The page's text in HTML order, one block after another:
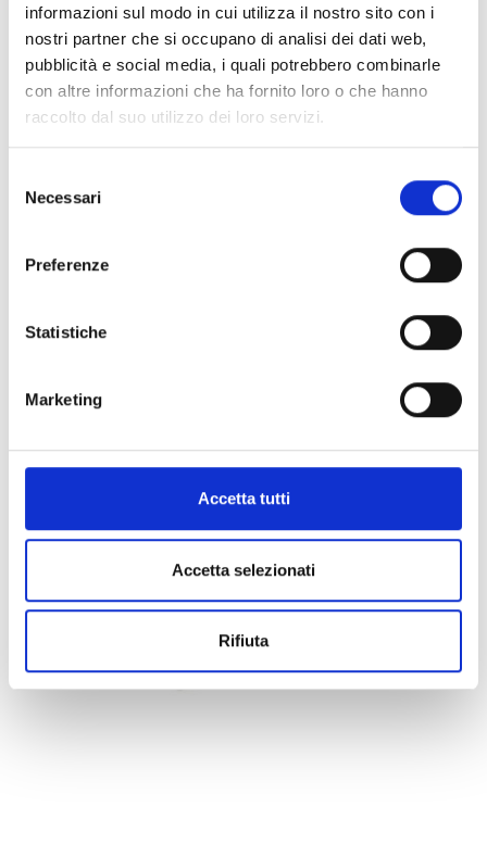
informazioni sul modo in cui utilizza il nostro sito con i
nostri partner che si occupano di analisi dei dati web,
pubblicità e social media, i quali potrebbero combinarle
con altre informazioni che ha fornito loro o che hanno
raccolto dal suo utilizzo dei loro servizi.
delNecessari
Preferenze
Statistiche
Marketing
Accetta tutti
Accetta selezionati
Rifiuta
Valvola a Sfera R250 1.1/4" (Conf 4pz)